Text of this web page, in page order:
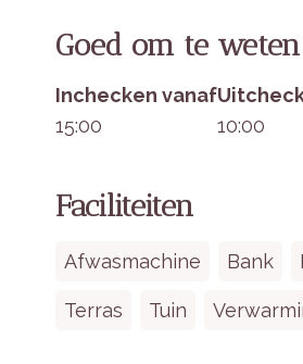
badkamers.
Keuken & Eethoek:
Woonruimte:
Badkamers:
Buiten: Privé jacuzzi,
Unieke Ervaringen
Goed om te weten
Inchecken vanaf
15:00
10:00
Faciliteiten
Afwasmachine Bank
Terras Tuin